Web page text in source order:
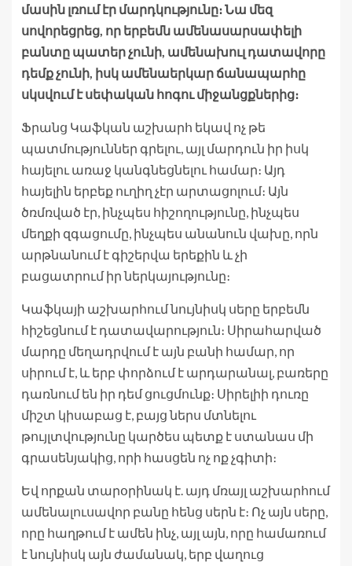
մասին լռում էր մարդկությունը։ Նա մեզ
սովորեցրեց, որ երբեմն ամենասարսափելի
բանտը պատեր չունի, ամենախուլ դատավորը
դեմք չունի, իսկ ամենաերկար ճանապարհը
սկսվում է սեփական հոգու միջանցքներից։
Ֆրանց Կաֆկան աշխարհ եկավ ոչ թե
պատմություններ գրելու, այլ մարդուն իր իսկ
հայելու առաջ կանգնեցնելու համար։ Այդ
հայելին երբեք ուղիղ չէր արտացոլում։ Այն
ծռմռված էր, ինչպես հիշողությունը, ինչպես
մեղքի զգացումը, ինչպես անանուն վախը, որն
արթնանում է գիշերվա երեքին և չի
բացատրում իր ներկայությունը։
Կաֆկայի աշխարհում նույնիսկ սերը երբեմն
հիշեցնում է դատավարություն։ Սիրահարված
մարդը մեղադրվում է այն բանի համար, որ
սիրում է, և երբ փորձում է արդարանալ, բառերը
դառնում են իր դեմ ցուցմունք։ Սիրելիի դուռը
միշտ կիսաբաց է, բայց ներս մտնելու
թույլտվությունը կարծես պետք է ստանաս մի
գրասենյակից, որի հասցեն ոչ ոք չգիտի։
Եվ որքան տարօրինակ է. այդ մռայլ աշխարհում
ամենալուսավոր բանը հենց սերն է։ Ոչ այն սերը,
որը հաղթում է ամեն ինչ, այլ այն, որը համառում
է նույնիսկ այն ժամանակ, երբ վաղուց